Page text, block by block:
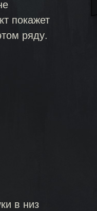
покажет
ряду.
в низ